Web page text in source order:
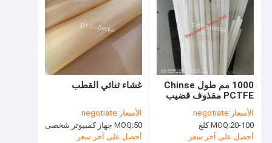
منزل
المنتجات
حول بنا
جولة في المعمل
ضبط الجودة
غشاء ثنائي القطب
الأسعار:negotiate
MOQ:50 جهاز كمبيوتر شخصى
أحصل على آخر سعر
1000 مم طول Chinse
PCTFE مقذوف قضيب
Dia10-150mm
الأسعار:negotiate
MOQ:20-100 كلغ
أحصل على آخر سعر